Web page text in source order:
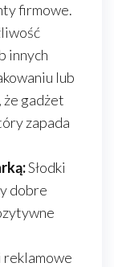
firmowe.
innych
lub
że gadżet
zapada
Słodki
dobre
reklamowe